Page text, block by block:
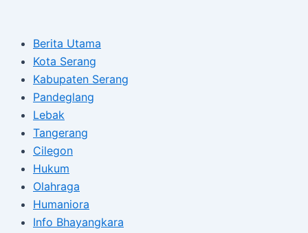
contentBerita Utama
Kota Serang
Kabupaten Serang
Pandeglang
Lebak
Tangerang
Cilegon
Hukum
Olahraga
Humaniora
Info Bhayangkara